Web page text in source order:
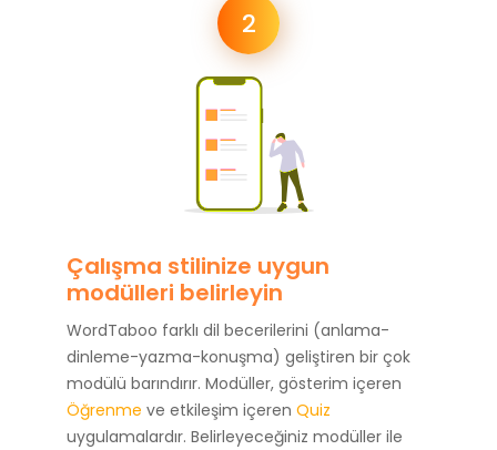
2
Çalışma stilinize uygun
modülleri belirleyin
WordTaboo farklı dil becerilerini (anlama-
dinleme-yazma-konuşma) geliştiren bir çok
modülü barındırır. Modüller, gösterim içeren
Öğrenme ve etkileşim içeren Quiz
uygulamalardır. Belirleyeceğiniz modüller ile